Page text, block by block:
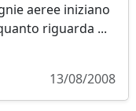
aeree iniziano
riguarda ...
13/08/2008